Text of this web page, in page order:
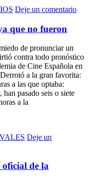
Deje un comentario
que no fueron
de pronunciar un
contra todo pronóstico
de Cine Española en
a la gran favorita:
a las que optaba:
pasado seis o siete
a la
Deje un
oficial de la